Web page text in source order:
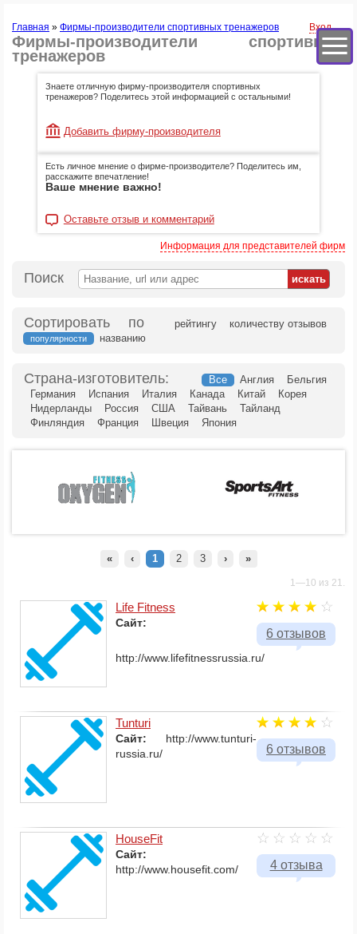
Главная » Фирмы-производители спортивных тренажеров Вход
Фирмы-производители спортивных
тренажеров
Знаете отличную фирму-производителя спортивных
тренажеров? Поделитесь этой информацией с остальными!
Добавить фирму-производителя
Есть личное мнение о фирме-производителе? Поделитесь им,
расскажите впечатление!
Ваше мнение важно!
Оставьте отзыв и комментарий
Информация для представителей фирм
Поиск
Сортировать по рейтингу количеству отзывов
популярности названию
Cтрана-изготовитель: Все Англия
Бельгия
Германия
Испания Италия Канада Китай
Корея
Нидерланды
Россия США Тайвань
Тайланд
Финляндия
Франция Швеция Япония
« ‹ 1 2 3 › »
1—10 из 21.
6 отзывов
Life Fitness
Сайт:
http://www.lifefitnessrussia.ru/
6 отзывов
Tunturi
Сайт:
http://www.tunturi-
russia.ru/
4 отзыва
HouseFit
Сайт:
http://www.housefit.com/